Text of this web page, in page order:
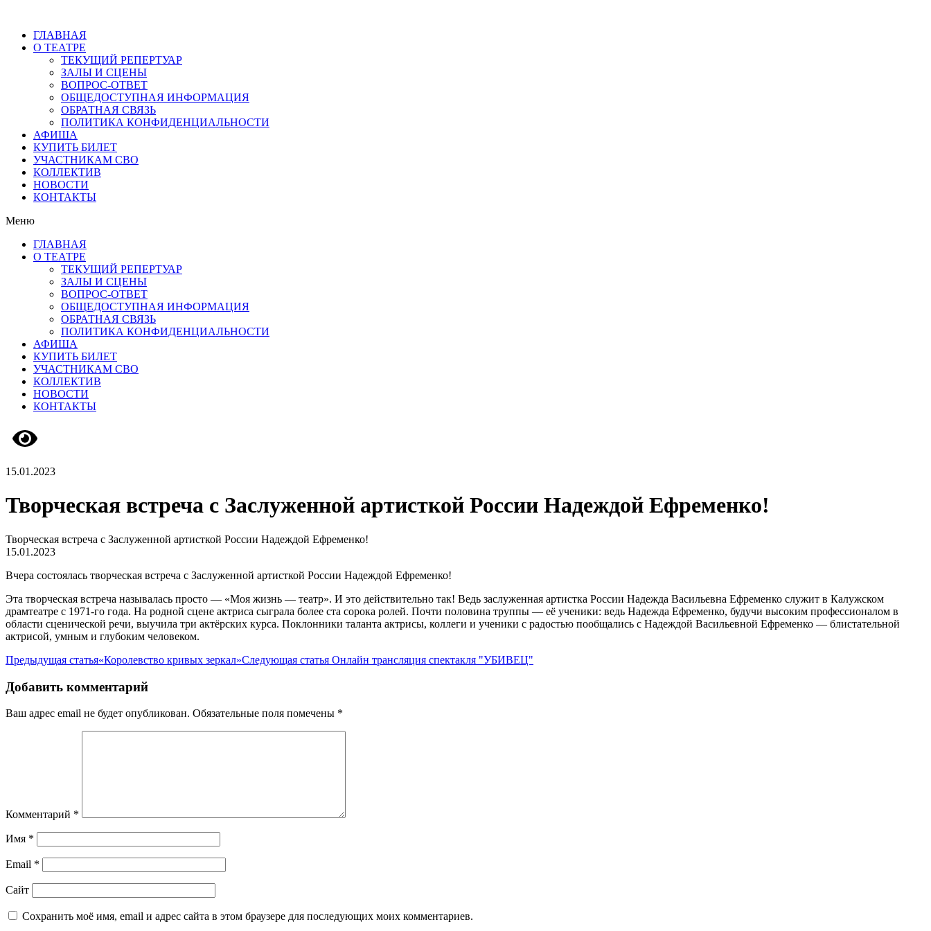
ГЛАВНАЯ
О ТЕАТРЕ
ТЕКУЩИЙ РЕПЕРТУАР
ЗАЛЫ И СЦЕНЫ
ВОПРОС-ОТВЕТ
ОБЩЕДОСТУПНАЯ ИНФОРМАЦИЯ
ОБРАТНАЯ СВЯЗЬ
ПОЛИТИКА КОНФИДЕНЦИАЛЬНОСТИ
АФИША
КУПИТЬ БИЛЕТ
УЧАСТНИКАМ СВО
КОЛЛЕКТИВ
НОВОСТИ
КОНТАКТЫ
Меню
ГЛАВНАЯ
О ТЕАТРЕ
ТЕКУЩИЙ РЕПЕРТУАР
ЗАЛЫ И СЦЕНЫ
ВОПРОС-ОТВЕТ
ОБЩЕДОСТУПНАЯ ИНФОРМАЦИЯ
ОБРАТНАЯ СВЯЗЬ
ПОЛИТИКА КОНФИДЕНЦИАЛЬНОСТИ
АФИША
КУПИТЬ БИЛЕТ
УЧАСТНИКАМ СВО
КОЛЛЕКТИВ
НОВОСТИ
КОНТАКТЫ
15.01.2023
Творческая встреча с Заслуженной артисткой России Надеждой Ефременко!
Творческая встреча с Заслуженной артисткой России Надеждой Ефременко!
15.01.2023
Вчера состоялась творческая встреча с Заслуженной артисткой России Надеждой Ефременко!
Эта творческая встреча называлась просто — «Моя жизнь — театр». И это действительно так! Ведь заслуженная артистка России Надежда Васильевна Ефременко служит в Калужском
драмтеатре с 1971-го года. На родной сцене актриса сыграла более ста сорока ролей. Почти половина труппы — её ученики: ведь Надежда Ефременко, будучи высоким профессионалом в
области сценической речи, выучила три актёрских курса. Поклонники таланта актрисы, коллеги и ученики с радостью пообщались с Надеждой Васильевной Ефременко — блистательной
актрисой, умным и глубоким человеком.
Предыдущая статья«Королевство кривых зеркал»Следующая статья Онлайн трансляция спектакля "УБИВЕЦ"
Добавить комментарий
Ваш адрес email не будет опубликован. Обязательные поля помечены *
Комментарий *
Имя *
Email *
Сайт
Сохранить моё имя, email и адрес сайта в этом браузере для последующих моих комментариев.